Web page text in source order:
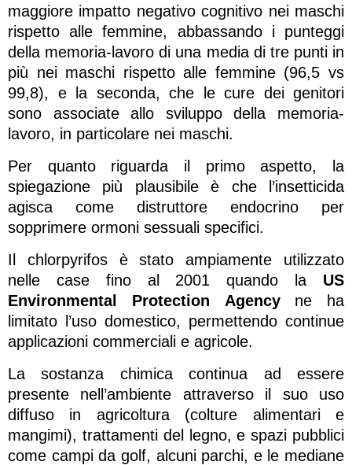
maggiore impatto negativo cognitivo nei maschi
rispetto alle femmine, abbassando i punteggi
della memoria-lavoro di una media di tre punti in
più nei maschi rispetto alle femmine (96,5 vs
99,8), e la seconda, che le cure dei genitori
sono associate allo sviluppo della memoria-
lavoro, in particolare nei maschi.
Per quanto riguarda il primo aspetto, la
spiegazione più plausibile è che l’insetticida
agisca come distruttore endocrino per
sopprimere ormoni sessuali specifici.
Il chlorpyrifos è stato ampiamente utilizzato
nelle case fino al 2001 quando la US
Environmental Protection
Agencyne ha
limitato l’uso domestico, permettendo continue
applicazioni commerciali e agricole.
La sostanza chimica continua ad essere
presente nell’ambiente attraverso il suo uso
diffuso in agricoltura (colture alimentari e
mangimi), trattamenti del legno, e spazi pubblici
come campi da golf, alcuni parchi, e le mediane